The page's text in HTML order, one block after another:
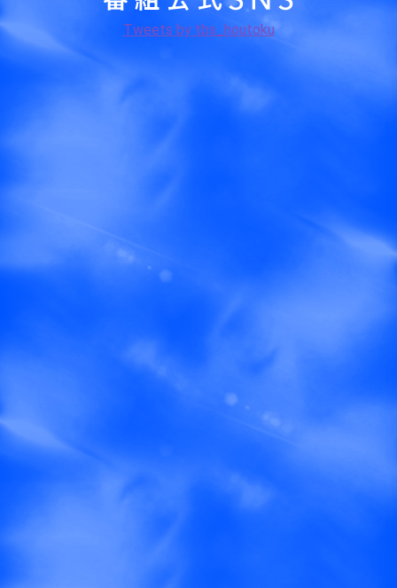
Tweets by tbs_houtoku